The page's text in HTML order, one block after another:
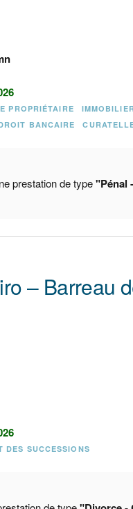
PROPRIÉTAIRE
BANCAIRE
prestation de type"Pénal
– Barreau
DES SUCCESSIONS